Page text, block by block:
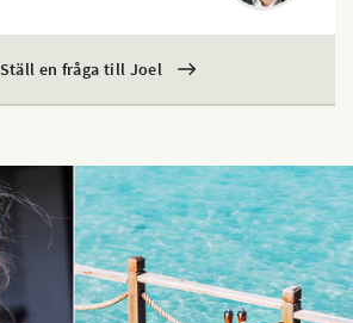
Ställ en fråga till Joel